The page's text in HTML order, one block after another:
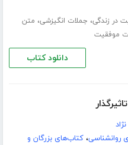
در زندگی، جملات انگیزشی، متن
موفقیت
دانلود کتاب
روانشناسی،کتاب‌های بزرگان و